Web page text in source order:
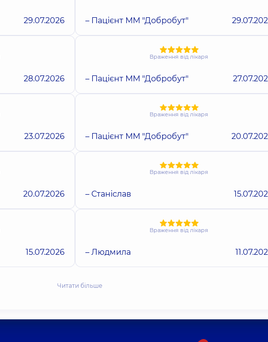
29.07.2026 – Пацієнт ММ "Добробут"
28.07.2026
Враження від лікаря
– Пацієнт ММ "Добробут"
23.07.2026
Враження від лікаря
– Пацієнт ММ "Добробут"
20.07.2026
Враження від лікаря
– Станіслав
15.07.2026
Враження від лікаря
– Людмила
Читати більше